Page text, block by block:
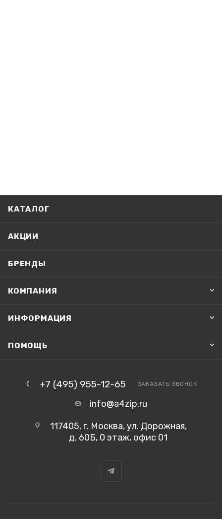
КАТАЛОГ
АКЦИИ
БРЕНДЫ
КОМПАНИЯ
ИНФОРМАЦИЯ
ПОМОЩЬ
+7 (495) 955-12-65 ЗАКАЗАТЬ ЗВОНОК
info@a4zip.ru
117405, г. Москва, ул. Дорожная,
д. 60Б, 0 этаж, офис 01